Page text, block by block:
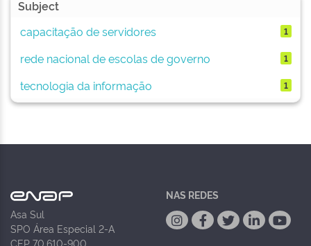
Subject
capacitação de servidores
1
rede nacional de escolas de governo 1
tecnologia da informação 1
Asa Sul
SPO Área Especial 2-A
CEP 70.610-900
NAS REDES